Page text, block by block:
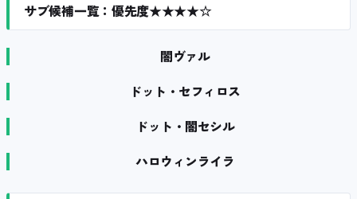
サブ候補一覧：優先度★★★★☆
闇ヴァル
ドット・セフィロス
ドット・闇セシル
ハロウィンライラ